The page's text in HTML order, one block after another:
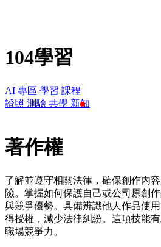
104學習
AI 專區 學習 課程
證照 測驗 共學 新知
著作權
了解並遵守相關法律，確保創作內
險。掌握如何保護自己或公司原創
與競爭優勢。具備辨識他人作品使
得授權，減少法律糾紛。這項技能
職場競爭力。